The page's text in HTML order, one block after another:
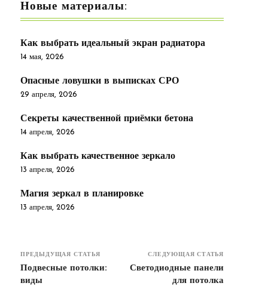
Новые материалы:
Как выбрать идеальный экран радиатора
14 мая, 2026
Опасные ловушки в выписках СРО
29 апреля, 2026
Секреты качественной приёмки бетона
14 апреля, 2026
Как выбрать качественное зеркало
13 апреля, 2026
Магия зеркал в планировке
13 апреля, 2026
ПРЕДЫДУЩАЯ СТАТЬЯ
Подвесные потолки:
виды
СЛЕДУЮЩАЯ СТАТЬЯ
Светодиодные панели
для потолка